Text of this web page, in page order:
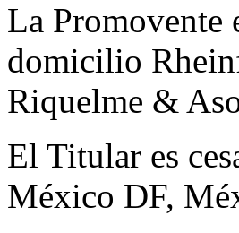
La
domicilio
Riquelme &
El Titular es
México DF,